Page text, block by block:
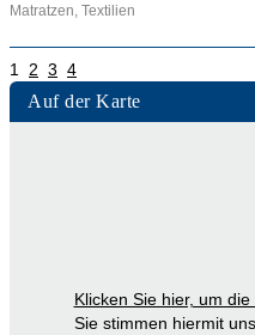
Matratzen, Textilien
1 2 3 4
Auf der Karte
Klicken Sie hier, um die
Sie stimmen hiermit